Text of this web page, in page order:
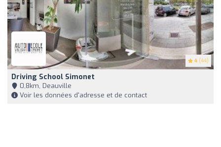
4 (44)
Driving School Simonet
0,8km, Deauville
Voir les données d'adresse et de contact